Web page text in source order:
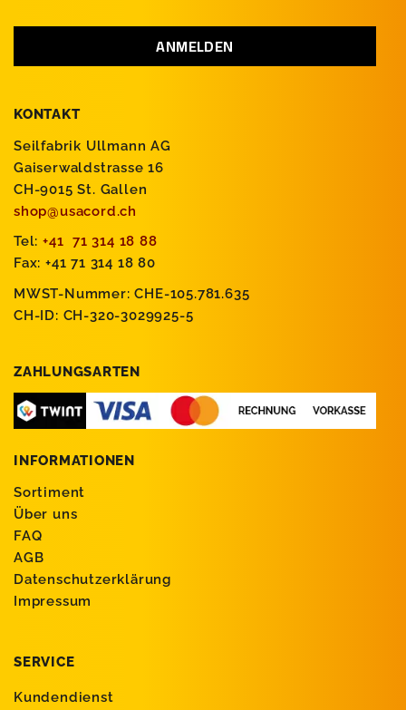
KONTAKT
Seilfabrik Ullmann AG
Gaiserwaldstrasse 16
CH-9015 St. Gallen
shop@usacord.ch
Tel: +41 71 314 18 88
Fax: +41 71 314 18 80
MWST-Nummer: CHE-105.781.635
CH-ID: CH-320-3029925-5
ZAHLUNGSARTEN
INFORMATIONEN
Sortiment
Über uns
FAQ
AGB
Datenschutzerklärung
Impressum
SERVICE
Kundendienst